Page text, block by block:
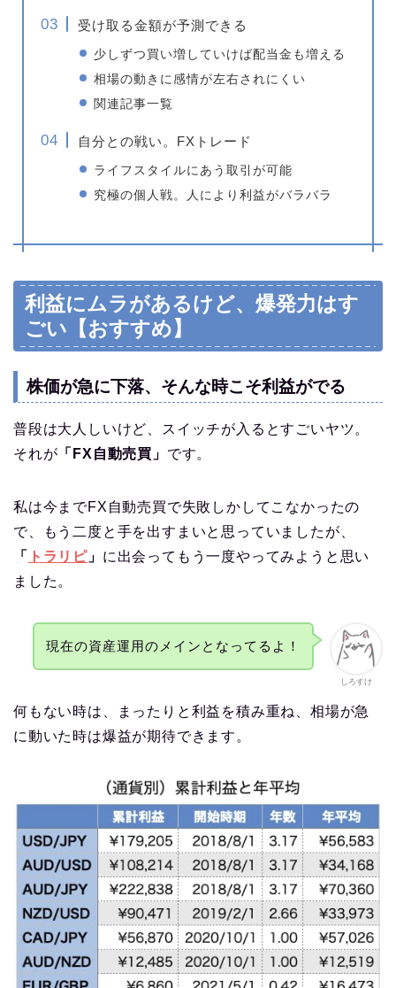
受け取る金額が予測できる
少しずつ買い増していけば配当金も増える
相場の動きに感情が左右されにくい
関連記事一覧
自分との戦い。FXトレード
ライフスタイルにあう取引が可能
究極の個人戦。人により利益がバラバラ
利益にムラがあるけど、爆発力はす
ごい【おすすめ】
株価が急に下落、そんな時こそ利益がでる
普段は大人しいけど、スイッチが入るとすごいヤツ。
それが 「FX自動売買」 です。
私は今までFX自動売買で失敗しかしてこなかったの
で、もう二度と手を出すまいと思っていましたが、
「
トラリピ 」 に出会ってもう一度やってみようと思い
ました。
しろすけ
現在の資産運用のメインとなってるよ！
何もない時は、まったりと利益を積み重ね、相場が急
に動いた時は爆益が期待できます。